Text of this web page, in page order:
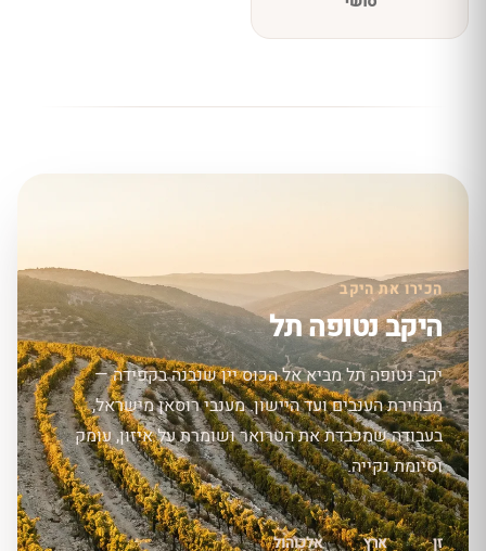
הכירו את היקב
היקב נטופה תל
יקב נטופה תל מביא אל הכוס יין שנבנה בקפידה —
מבחירת הענבים ועד היישון. מענבי רוסאן מישראל,
בעבודה שמכבדת את הטרואר ושומרת על איזון, עומק
וסיומת נקייה.
זן ארץ אלכוהול